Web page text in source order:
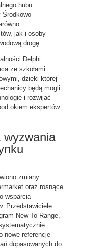
hubu
Środkowo-
jak i osoby
drogę.
Delphi
ze szkołami
dzięki której
będą mogli
i rozwijać
okiem ekspertów.
wyzwania
zmiany
oraz rosnące
wsparcia
Przedstawiciele
New To Range,
nowe referencje
dopasowanych do